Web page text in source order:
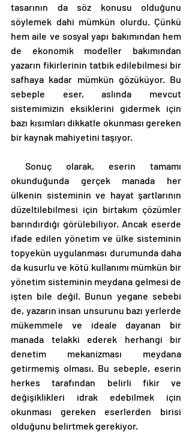
tasarının da söz konusu olduğunu
söylemek dahi mümkün olurdu. Çünkü
hem aile ve sosyal yapı bakımından hem
de ekonomik modeller bakımından
yazarın fikirlerinin tatbik edilebilmesi bir
safhaya kadar mümkün gözüküyor. Bu
sebeple eser, aslında mevcut
sistemimizin eksiklerini gidermek için
bazı kısımları dikkatle okunması gereken
bir kaynak mahiyetini taşıyor.
okunduğunda gerçek manada her
ülkenin sisteminin ve hayat şartlarının
düzeltilebilmesi için birtakım çözümler
barındırdığı görülebiliyor. Ancak eserde
ifade edilen yönetim ve ülke sisteminin
topyekün uygulanması durumunda daha
da kusurlu ve kötü kullanımı mümkün bir
yönetim sisteminin meydana gelmesi de
işten bile değil. Bunun yegane sebebi
de, yazarın insan unsurunu bazı yerlerde
mükemmele ve ideale dayanan bir
manada telakki ederek herhangi bir
denetim mekanizması meydana
getirmemiş olması. Bu sebeple, eserin
herkes tarafından belirli fikir ve
değişiklikleri idrak edebilmek için
okunması gereken eserlerden birisi
olduğunu belirtmek gerekiyor.